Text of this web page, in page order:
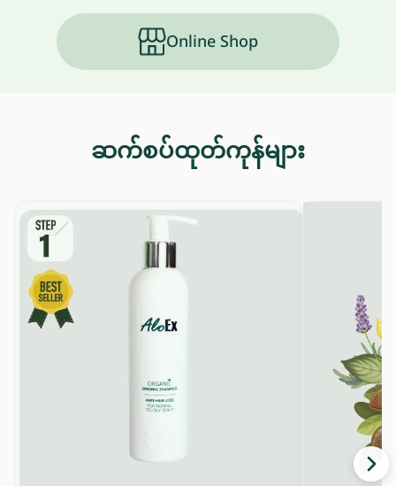
Online Shop
ဆက်စပ်ထုတ်ကုန်များ